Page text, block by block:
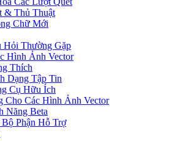
& Thủ Thuật
Chữ Mới
Hỏi Thường Gặp
Hình Ảnh Vector
Thích
Dạng Tập Tin
Cụ Hữu Ích
Cho Các Hình Ảnh Vector
Năng Beta
Phận Hỗ Trợ